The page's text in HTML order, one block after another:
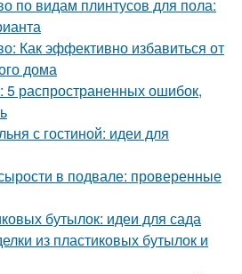
по видам плинтусов для пола:
Как эффективно избавиться от
дома
5 распространенных ошибок,
с гостиной: идеи для
в подвале: проверенные
бутылок: идеи для сада
из пластиковых бутылок и